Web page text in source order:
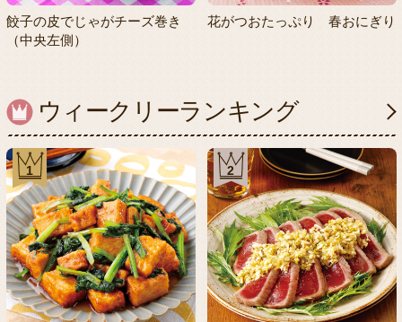
餃子の皮でじゃがチーズ巻き
（中央左側）
花がつおたっぷり 春おにぎり
ウィークリーランキング
1 2